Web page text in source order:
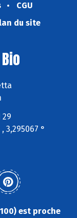
CGU
du site
29
3,295067 °
est proche